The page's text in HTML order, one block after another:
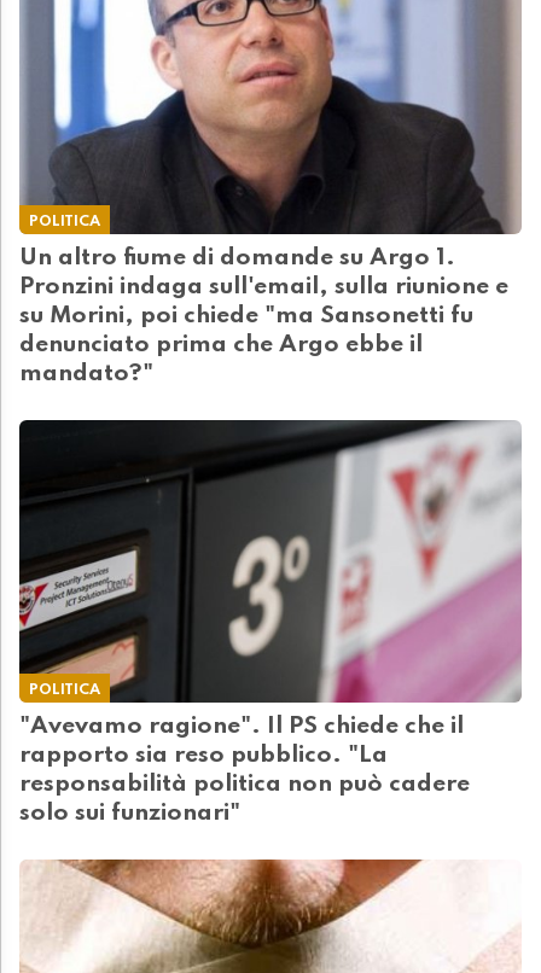
POLITICA
Un altro fiume di domande su Argo 1.
Pronzini indaga sull'email, sulla riunione e
su Morini, poi chiede "ma Sansonetti fu
denunciato prima che Argo ebbe il
mandato?"
POLITICA
"Avevamo ragione". Il PS chiede che il
rapporto sia reso pubblico. "La
responsabilità politica non può cadere
solo sui funzionari"